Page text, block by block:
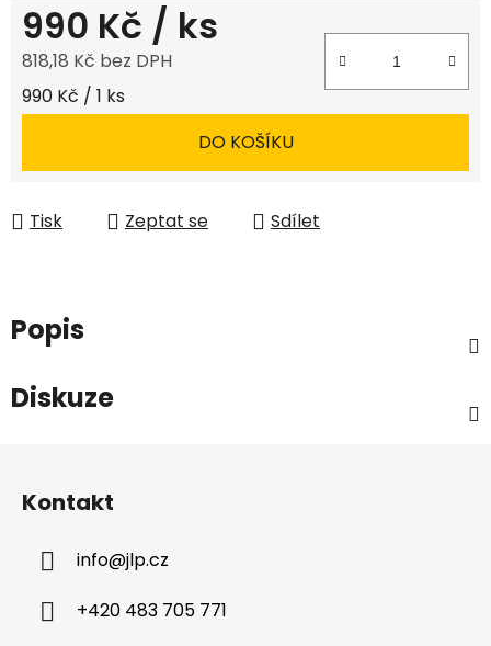
990 Kč / ks
818,18 Kč bez DPH
Měrná cena:
990 Kč / 1 ks
DO KOŠÍKU
Tisk Zeptat se Sdílet
Popis
Diskuze
Kontakt
info@jlp.cz
+420 483 705 771